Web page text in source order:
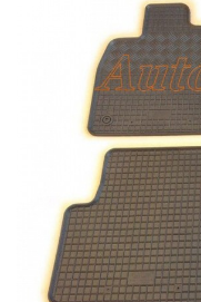
Tavite portbagaj auto
Pachete Audio
Accesorii Sisteme Audio
Conectica
Cupla carkit
Cupla radio aftermarket
Cupla radio OEM
Inele boxe auto
Rame radio 1DIN